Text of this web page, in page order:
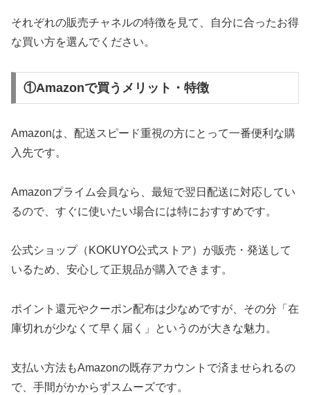
それぞれの販売チャネルの特徴を見て、自分に合ったお得
な買い方を選んでください。
①Amazonで買うメリット・特徴
Amazonは、配送スピード重視の方にとって一番便利な購
入先です。
Amazonプライム会員なら、最短で翌日配送に対応してい
るので、すぐに使いたい場合には特におすすめです。
公式ショップ（KOKUYO公式ストア）が販売・発送して
いるため、安心して正規品が購入できます。
ポイント還元やクーポン配布は少なめですが、その分「在
庫切れが少なくて早く届く」というのが大きな魅力。
支払い方法もAmazonの既存アカウントで済ませられるの
で、手間がかからずスムーズです。